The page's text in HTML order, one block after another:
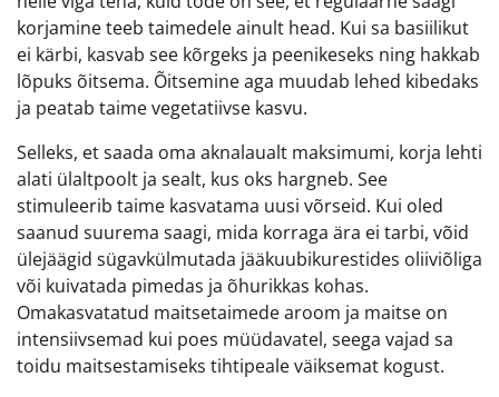
korjamine teeb taimedele ainult head. Kui sa basiilikut
ei kärbi, kasvab see kõrgeks ja peenikeseks ning hakkab
lõpuks õitsema. Õitsemine aga muudab lehed kibedaks
ja peatab taime vegetatiivse kasvu.
Selleks, et saada oma aknalaualt maksimumi, korja lehti
alati ülaltpoolt ja sealt, kus oks hargneb. See
stimuleerib taime kasvatama uusi võrseid. Kui oled
saanud suurema saagi, mida korraga ära ei tarbi, võid
ülejäägid sügavkülmutada jääkuubikurestides oliiviõliga
või kuivatada pimedas ja õhurikkas kohas.
Omakasvatatud maitsetaimede aroom ja maitse on
intensiivsemad kui poes müüdavatel, seega vajad sa
toidu maitsestamiseks tihtipeale väiksemat kogust.